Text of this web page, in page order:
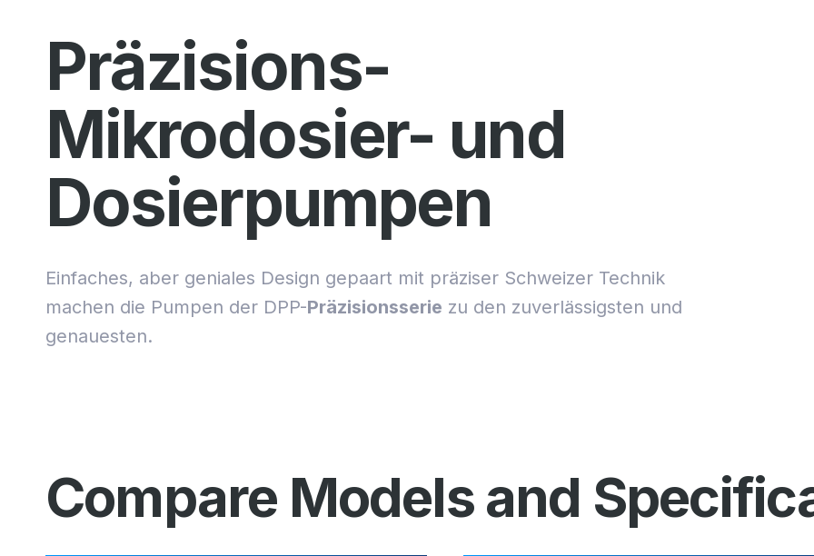
Präzisions-
Mikrodosier- und
Dosierpumpen
Einfaches, aber geniales Design gepaart mit präziser Schweizer Technik
machen die Pumpen der DPP-Präzisionsserie zu den zuverlässigsten und
genauesten.
Compare Models and